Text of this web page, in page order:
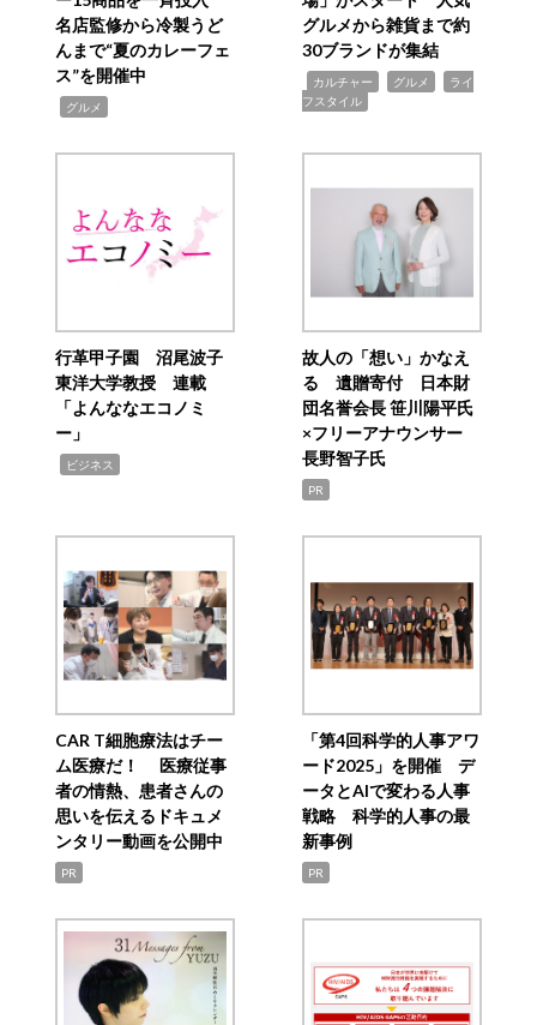
名店監修から冷製うど
んまで“夏のカレーフェ
ス”を開催中
グルメ
グルメから雑貨まで約
30ブランドが集結
カルチャー グルメ
ライ
フスタイル
行革甲子園 沼尾波子
東洋大学教授 連載
「よんななエコノミ
ー」
ビジネス
故人の「想い」かなえ
る 遺贈寄付 日本財
団名誉会長 笹川陽平氏
×フリーアナウンサー
長野智子氏
PR
CAR T細胞療法はチー
ム医療だ！ 医療従事
者の情熱、患者さんの
思いを伝えるドキュメ
ンタリー動画を公開中
PR
「第4回科学的人事アワ
ード2025」を開催 デ
ータとAIで変わる人事
戦略 科学的人事の最
新事例
PR